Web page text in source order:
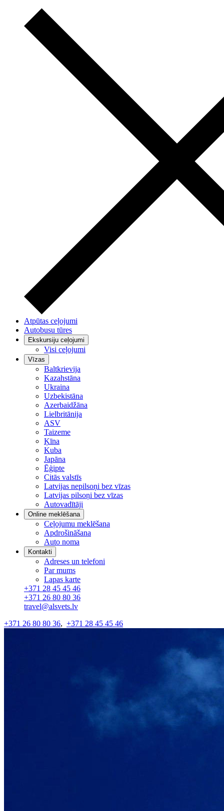
Atpūtas ceļojumi
Autobusu tūres
Ekskursiju ceļojumi
Visi ceļojumi
Vīzas
Baltkrievija
Kazahstāna
Ukraina
Uzbekistāna
Azerbaidžāna
Lielbritānija
ASV
Taizeme
Ķīna
Kuba
Japāna
Ēģipte
Citās valstīs
Latvijas nepilsoņi bez vīzas
Latvijas pilsoņi bez vīzas
Autovadītāji
Online meklēšana
Ceļojumu meklēšana
Apdrošināšana
Auto noma
Kontakti
Adreses un telefoni
Par mums
Lapas karte
+371 28 45 45 46
+371 26 80 80 36
travel@alsvets.lv
+371 26 80 80 36, +371 28 45 45 46